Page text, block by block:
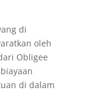
di
oleh
Obligee
di dalam